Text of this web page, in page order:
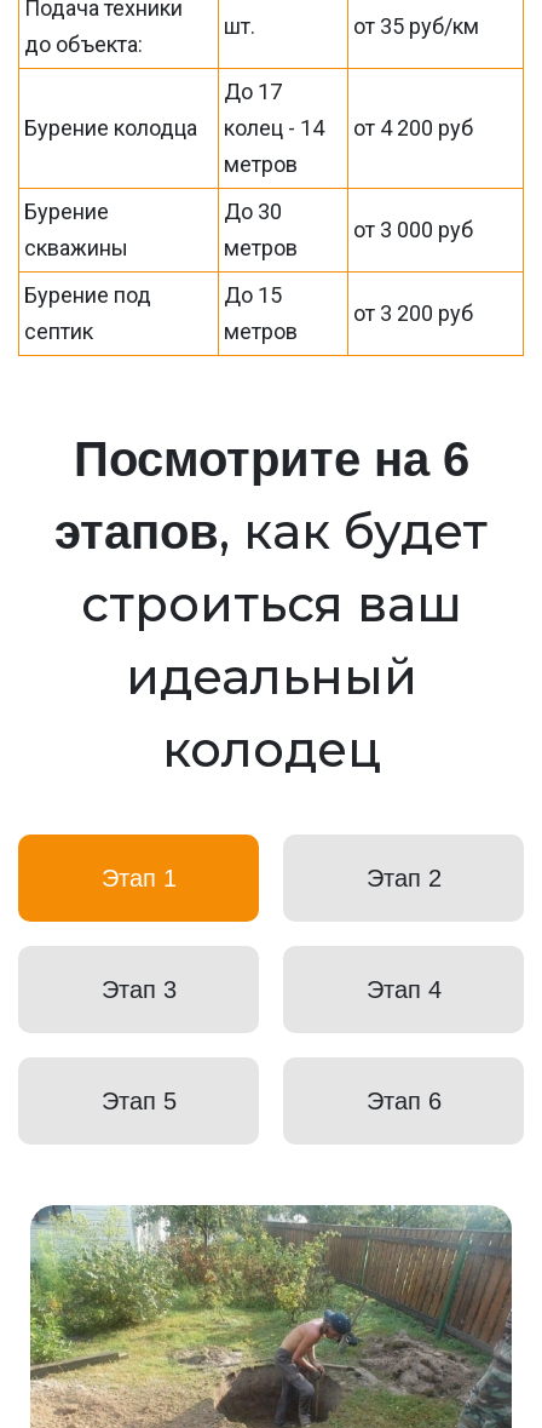
Подача техники
до объекта:
шт. от 35 руб/км
Бурение колодца
До 17
колец - 14
метров
от 4 200 руб
Бурение
скважины
До 30
метров
от 3 000 руб
Бурение под
септик
До 15
метров
от 3 200 руб
Посмотрите на 6
этапов, как будет
строиться ваш
идеальный
колодец
Этап 1 Этап 2
Этап 3 Этап 4
Этап 5 Этап 6